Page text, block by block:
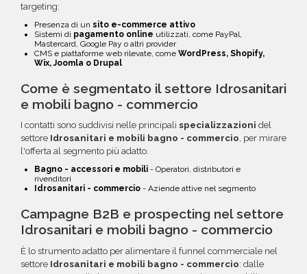
targeting:
Presenza di un sito e-commerce attivo
Sistemi di pagamento online utilizzati, come PayPal,
Mastercard, Google Pay o altri provider
CMS e piattaforme web rilevate, come WordPress, Shopify,
Wix, Joomla o Drupal
Come è segmentato il settore Idrosanitari
e mobili bagno - commercio
I contatti sono suddivisi nelle principali specializzazioni del
settore Idrosanitari e mobili bagno - commercio, per mirare
l'offerta al segmento più adatto.
Bagno - accessori e mobili - Operatori, distributori e
rivenditori
Idrosanitari - commercio - Aziende attive nel segmento
Campagne B2B e prospecting nel settore
Idrosanitari e mobili bagno - commercio
È lo strumento adatto per alimentare il funnel commerciale nel
settore Idrosanitari e mobili bagno - commercio: dalle